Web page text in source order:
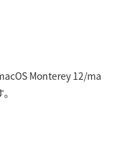
Monterey 12/